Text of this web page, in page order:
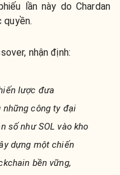
lần này do Chardan
quyền.
nhận định:
lược đưa
những công ty đại
số như SOL vào kho
dựng một chiến
bền vững,